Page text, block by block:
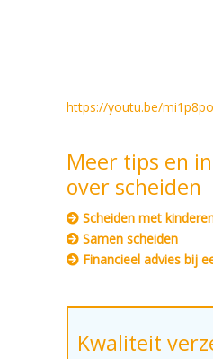
https://youtu.be/
Meer tips en
over scheiden
Scheiden met
Samen scheiden
Financieel advies bij
Kwaliteit